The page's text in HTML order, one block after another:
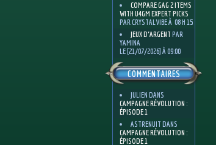
COMPARE GAG 2 ITEMS
WITH U4GM EXPERT PICKS
PAR CRYSTALVIBE À 08 H 15
JEUX D'ARGENT PAR
YAMINA
LE [21/07/2026] À 09:00
COMMENTAIRES
JULIEN DANS
CAMPAGNE RÉVOLUTION :
ÉPISODE 1
ASTRENUIT DANS
CAMPAGNE RÉVOLUTION :
ÉPISODE 1